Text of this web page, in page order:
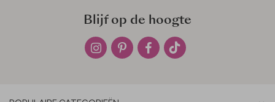
Blijf op de hoogte